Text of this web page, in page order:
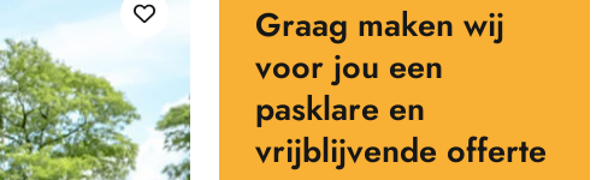
Graag maken wij
voor jou een
pasklare en
vrijblijvende offerte